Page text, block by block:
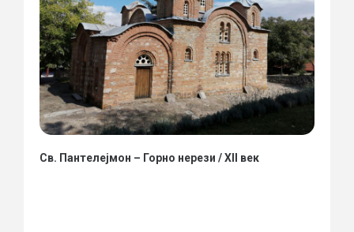
Св. Пантелејмон – Горно нерези / XII век